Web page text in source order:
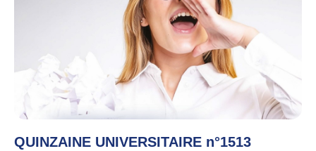
QUINZAINE UNIVERSITAIRE n°1513